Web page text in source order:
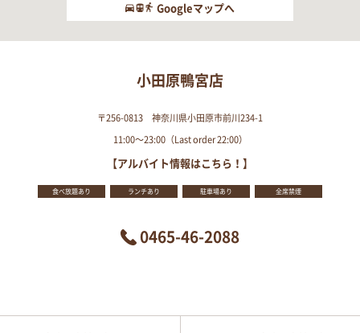
Googleマップへ
小田原鴨宮店
〒256-0813 神奈川県小田原市前川234-1
11:00～23:00（Last order 22:00）
【アルバイト情報はこちら！】
食べ放題あり ランチあり 駐車場あり 全席禁煙
0465-46-2088